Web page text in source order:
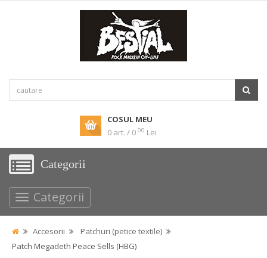
COSUL MEU
0 art. / 0 00 Lei
Categorii
Categorii
Accesorii
Patchuri (petice textile)
Patch Megadeth Peace Sells (HBG)